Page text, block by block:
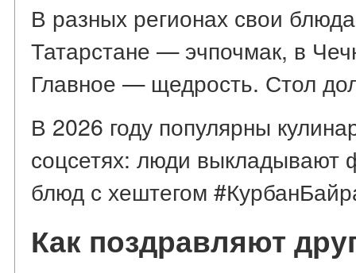
В разных регионах свои
Татарстане — эчпочмак, в
Главное — щедрость. Стол
В 2026 году популярны
соцсетях: люди выкладывают
блюд с хештегом
Как поздравляют